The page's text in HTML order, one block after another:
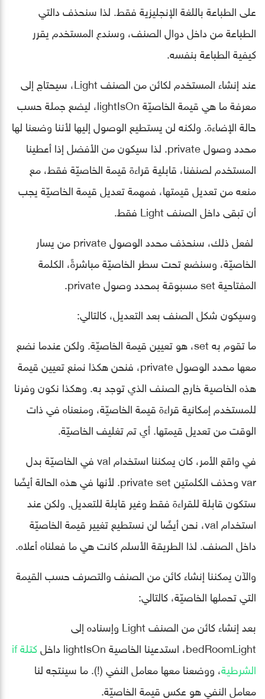
على الطباعة باللغة الإنجليزية فقط. لذا سنحذف دالتي
الطباعة من داخل دوال الصنف، وسندع المستخدم يقرر
كيفية الطباعة بنفسه.
عند إنشاء المستخدم لكائن من الصنف Light، سيحتاج إلى
معرفة ما هي قيمة الخاصيّة lightIsOn، ليضع جملة حسب
حالة الإضاءة. ولكنه لن يستطيع الوصول إليها ﻷننا وضعنا لها
محدد وصول private. لذا سيكون من الأفضل إذا أعطينا
المستخدم لصنفنا، قابلية قراءة قيمة الخاصيّة فقط، مع
منعه من تعديل قيمتها، فمهمة تعديل قيمة الخاصيّة يجب
أن تبقى داخل الصنف Light فقط.
لفعل ذلك، سنحذف محدد الوصول private من يسار
الخاصيّة، وسنضع تحت سطر الخاصيّة مباشرةً، الكلمة
المفتاحية set مسبوقة بمحدد وصول private.
وسيكون شكل الصنف بعد التعديل، كالتالي:
ما تقوم به set، هو تعيين قيمة الخاصيّة. ولكن عندما نضع
معها محدد الوصول private، فنحن هكذا نمنع تعيين قيمة
هذه الخاصية خارج الصنف الذي توجد به. وهكذا نكون وفرنا
للمستخدم إمكانية قراءة قيمة الخاصيّة، ومنعناه في ذات
الوقت من تعديل قيمتها. أي تم تغليف الخاصيّة.
في واقع الأمر، كان يمكننا استخدام val في الخاصيّة بدل
var وحذف الكلمتين private set. ﻷنها في هذه الحالة أيضًا
ستكون قابلة للقراءة فقط وغير قابلة للتعديل. ولكن عند
استخدام val، نحن أيضًا لن نستطيع تغيير قيمة الخاصيّة
داخل الصنف. لذا الطريقة الأسلم كانت هي ما فعلناه أعلاه.
والآن يمكننا إنشاء كائن من الصنف والتصرف حسب القيمة
التي تحملها الخاصيّة، كالتالي:
بعد إنشاء كائن من الصنف Light وإسناده إلى
bedRoomLight، استدعينا الخاصية lightIsOn داخل
كتلة if
الشرطية، ووضعنا معها معامل النفي (!). ما سينتجه لنا
معامل النفي هو عكس قيمة الخاصيّة.